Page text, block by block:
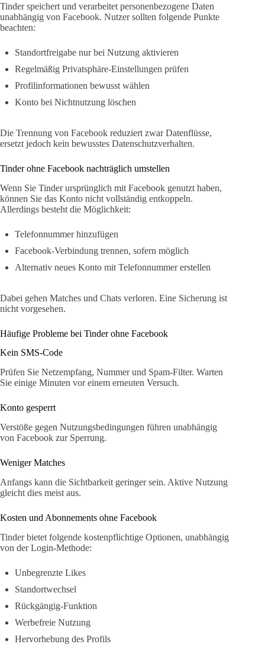
Tinder speichert und verarbeitet personenbezogene Daten
unabhängig von Facebook. Nutzer sollten folgende Punkte
beachten:
Standortfreigabe nur bei Nutzung aktivieren
Regelmäßig Privatsphäre-Einstellungen prüfen
Profilinformationen bewusst wählen
Konto bei Nichtnutzung löschen
Die Trennung von Facebook reduziert zwar Datenflüsse,
ersetzt jedoch kein bewusstes Datenschutzverhalten.
Tinder ohne Facebook nachträglich umstellen
Wenn Sie Tinder ursprünglich mit Facebook genutzt haben,
können Sie das Konto nicht vollständig entkoppeln.
Allerdings besteht die Möglichkeit:
Telefonnummer hinzufügen
Facebook-Verbindung trennen, sofern möglich
Alternativ neues Konto mit Telefonnummer erstellen
Dabei gehen Matches und Chats verloren. Eine Sicherung ist
nicht vorgesehen.
Häufige Probleme bei Tinder ohne Facebook
Kein SMS-Code
Prüfen Sie Netzempfang, Nummer und Spam-Filter. Warten
Sie einige Minuten vor einem erneuten Versuch.
Konto gesperrt
Verstöße gegen Nutzungsbedingungen führen unabhängig
von Facebook zur Sperrung.
Weniger Matches
Anfangs kann die Sichtbarkeit geringer sein. Aktive Nutzung
gleicht dies meist aus.
Kosten und Abonnements ohne Facebook
Tinder bietet folgende kostenpflichtige Optionen, unabhängig
von der Login-Methode:
Unbegrenzte Likes
Standortwechsel
Rückgängig-Funktion
Werbefreie Nutzung
Hervorhebung des Profils